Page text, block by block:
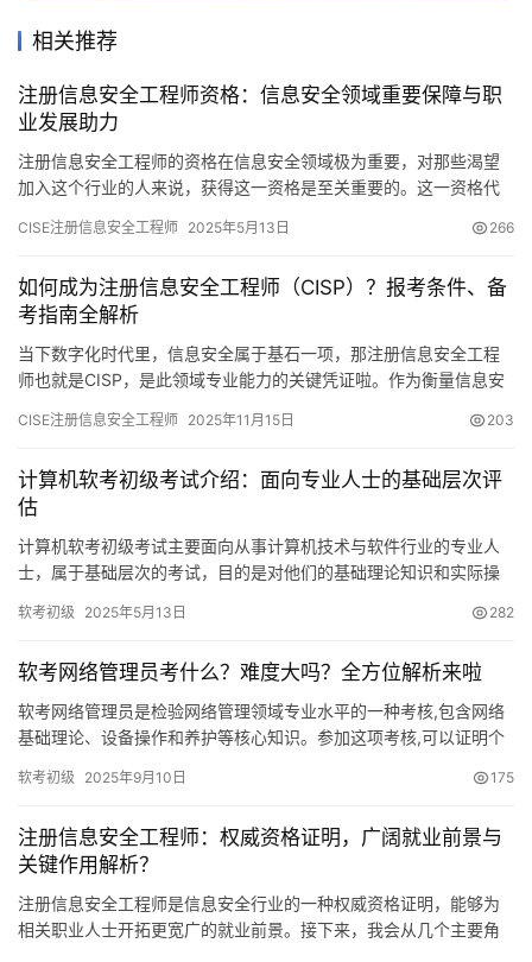
相关推荐
注册信息安全工程师资格：信息安全领域重要保障与职
业发展助力
注册信息安全工程师的资格在信息安全领域极为重要，对那些渴望
加入这个行业的人来说，获得这一资格是至关重要的。这一资格代
CISE注册信息安全工程师 2025年5月13日 266
如何成为注册信息安全工程师（CISP）？报考条件、备
考指南全解析
当下数字化时代里，信息安全属于基石一项，那注册信息安全工程
师也就是CISP，是此领域专业能力的关键凭证啦。作为衡量信息安
CISE注册信息安全工程师 2025年11月15日 203
计算机软考初级考试介绍：面向专业人士的基础层次评
估
计算机软考初级考试主要面向从事计算机技术与软件行业的专业人
士，属于基础层次的考试，目的是对他们的基础理论知识和实际操
实力
软考初级 2025年5月13日 282
软考网络管理员考什么？难度大吗？全方位解析来啦
软考网络管理员是检验网络管理领域专业水平的一种考核,包含网络
基础理论、设备操作和养护等核心知识。参加这项考核,可以证明个
软考初级 2025年9月10日 175
注册信息安全工程师：权威资格证明，广阔就业前景与
关键作用解析？
注册信息安全工程师是信息安全行业的一种权威资格证明，能够为
相关职业人士开拓更宽广的就业前景。接下来，我会从几个主要角